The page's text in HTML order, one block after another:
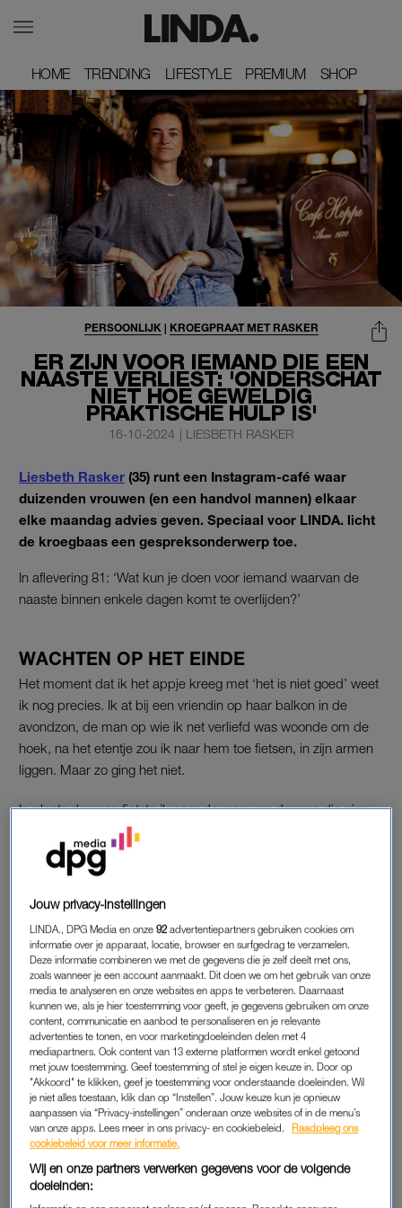
HOME
HOME TRENDING
TRENDING LIFESTYLE
LIFESTYLE PREMIUM
PREMIUM SHOP
SHOP
ER ZIJN VOOR IEMAND DIE EEN
NAASTE VERLIEST: 'ONDERSCHAT
NIET HOE GEWELDIG
PRAKTISCHE HULP IS'
PERSOONLIJK | KROEGPRAAT MET RASKER
16-10-2024 | LIESBETH RASKER
Liesbeth Rasker (35) runt een Instagram-café waar
duizenden vrouwen (en een handvol mannen) elkaar
elke maandag advies geven. Speciaal voor LINDA. licht
de kroegbaas een gespreksonderwerp toe.
In aflevering 81: ‘Wat kun je doen voor iemand waarvan de
naaste binnen enkele dagen komt te overlijden?’
WACHTEN OP HET EINDE
Het moment dat ik het appje kreeg met ‘het is niet goed’ weet
ik nog precies. Ik at bij een vriendin op haar balkon in de
avondzon, de man op wie ik net verliefd was woonde om de
hoek, na het etentje zou ik naar hem toe fietsen, in zijn armen
liggen. Maar zo ging het niet.
In plaats daarvan fietste ik naar de man van degene die ging
sterven. We kregen uitleg, wat er aan de hand was, waarom
het nu echt niet meer ging, wat er zou gaan gebeuren, hielden
elkaar vast, gingen verdoofd weer naar huis. De volgende dag
werd ze met de ambulance naar huis gereden, kwam er een
ziekenhuisbed in de erker, en was het wachten op het einde.
ZORGROOSTER
Wat dagen zou duren, werden weken. Weken waarin we een
zorgroosterhadden, afwisselden wie wanneer bleef slapen en
niet alleen voor haar zorgden, maar ook voor elkaar. We
deden boodschappen, zetten koffie voor de vrienden en
dierbaren die afscheid kwamen nemen, deden bloemen in
vazen, haalden medicijnen en lazen soms ook gewoon in stilte
een boek naast elkaar.
We aten toastjes met kaas, dronken wijn. ‘Ik hoef toch niet
meer te rijden’, zei ze elke keer, haar toch al dunne armen
Jouw privacy-instellingen
LINDA., DPG Media en onze92 advertentiepartners gebruiken cookies om
informatie over je apparaat, locatie, browser en surfgedrag te verzamelen.
Deze informatie combineren we met de gegevens die je zelf deelt met ons,
zoals wanneer je een account aanmaakt. Dit doen we om het gebruik van onze
media te analyseren en onze websites en apps te verbeteren. Daarnaast
kunnen we, als je hier toestemming voor geeft, je gegevens gebruiken om onze
content, communicatie en aanbod te personaliseren en je relevante
advertenties te tonen, en voor marketingdoeleinden delen met 4
mediapartners. Ook content van 13 externe platformen wordt enkel getoond
met jouw toestemming. Geef toestemming of stel je eigen keuze in. Door op
"Akkoord" te klikken, geef je toestemming voor onderstaande doeleinden. Wil
je niet alles toestaan, klik dan op “Instellen”. Jouw keuze kun je opnieuw
aanpassen via “Privacy-instellingen” onderaan onze websites of in de menu’s
van onze apps. Lees meer in ons privacy- en cookiebeleid.
Raadpleeg ons
cookiebeleid voor meer informatie.
Wij en onze partners verwerken gegevens voor de volgende
doeleinden: